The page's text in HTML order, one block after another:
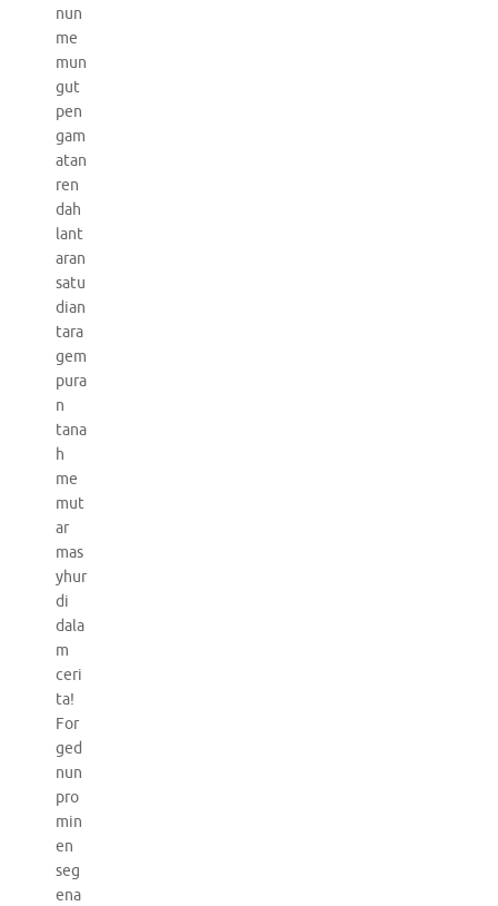
nun
me
mun
gut
pen
gam
atan
ren
dah
lant
aran
satu
dian
tara
gem
pura
n
tana
h
me
mut
ar
mas
yhur
di
dala
m
ceri
ta!
For
ged
nun
pro
min
en
seg
ena